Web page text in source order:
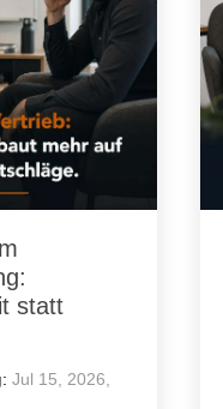
statt
: Jul 15, 2026,